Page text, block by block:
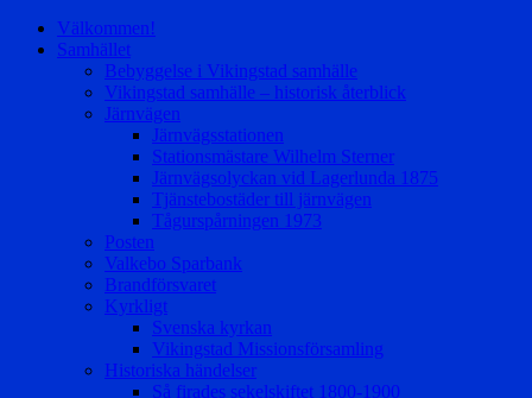
Välkommen!
Samhället
Bebyggelse i Vikingstad samhälle
Vikingstad samhälle – historisk återblick
Järnvägen
Järnvägsstationen
Stationsmästare Wilhelm Sterner
Järnvägsolyckan vid Lagerlunda 1875
Tjänstebostäder till järnvägen
Tågurspårningen 1973
Posten
Valkebo Sparbank
Brandförsvaret
Kyrkligt
Svenska kyrkan
Vikingstad Missionsförsamling
Historiska händelser
Så firades sekelskiftet 1800-1900